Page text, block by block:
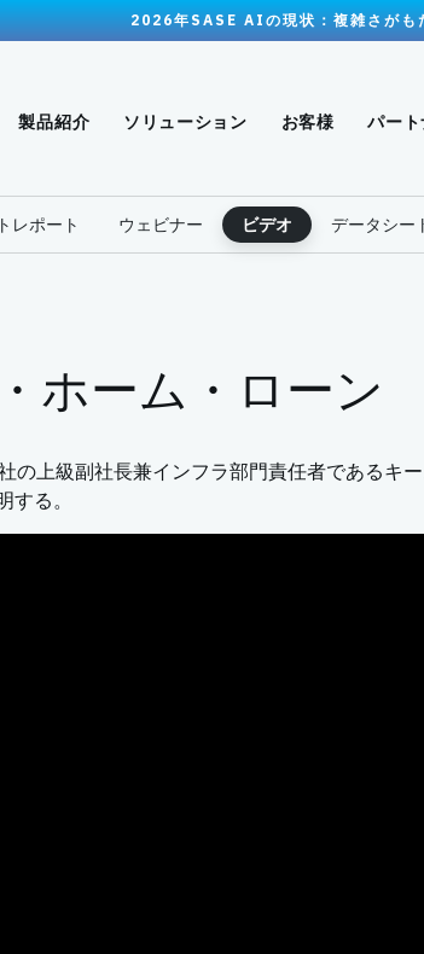
2026年SASE AIの現状：複雑さがも
製品紹介 ソリューション お客様 パー
レポート ウェビナー ビデオ データシー
ホーム・ローン
の上級副社長兼インフラ部門責任者であるキ
る。